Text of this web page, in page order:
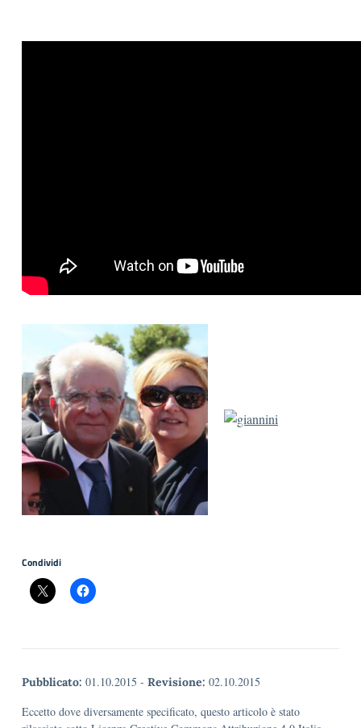
Condividi
Pubblicato: 01.10.2015 - Revisione: 02.10.2015
Eccetto dove diversamente specificato, questo articolo è stato